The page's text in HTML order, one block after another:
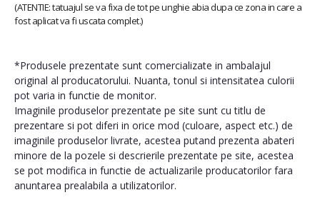
(ATENTIE: tatuajul se va fixa de tot pe unghie abia dupa ce zona in care a
fost aplicat va fi uscata complet.)
*Produsele prezentate sunt comercializate in ambalajul
original al producatorului. Nuanta, tonul si intensitatea culorii
pot varia in functie de monitor.
Imaginile produselor prezentate pe site sunt cu titlu de
prezentare si pot diferi in orice mod (culoare, aspect etc.) de
imaginile produselor livrate, acestea putand prezenta abateri
minore de la pozele si descrierile prezentate pe site, acestea
se pot modifica in functie de actualizarile producatorilor fara
anuntarea prealabila a utilizatorilor.